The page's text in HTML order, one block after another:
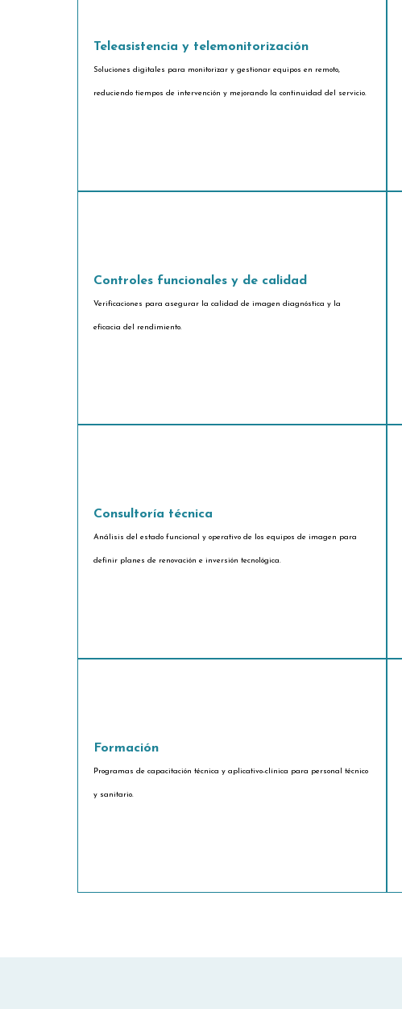
Teleasistencia y telemonitorización
Soluciones digitales para monitorizar y gestionar equipos en remoto,
reduciendo tiempos de intervención y mejorando la continuidad del servicio.
Controles funcionales y de calidad
Verificaciones para asegurar la calidad de imagen diagnóstica y la
eficacia del rendimiento.
Consultoría técnica
Análisis del estado funcional y operativo de los equipos de imagen para
definir planes de renovación e inversión tecnológica.
Formación
Programas de capacitación técnica y aplicativo-clínica para personal técnico
y sanitario.